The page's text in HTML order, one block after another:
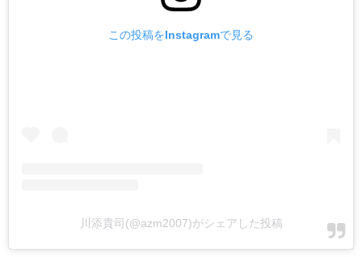
この投稿をInstagramで見る
川添貴司(@azm2007)がシェアした投稿